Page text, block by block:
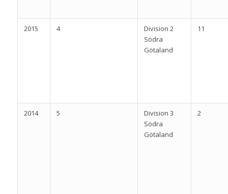
2015 4
Division 2
Södra
Götaland
11
2014 5
Division 3
Södra
Götaland
2